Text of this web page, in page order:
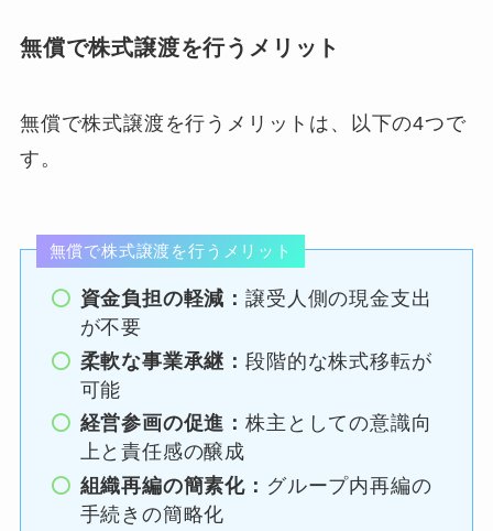
無償で株式譲渡を行うメリット
無償で株式譲渡を行うメリットは、以下の4つで
す。
無償で株式譲渡を行うメリット
資金負担の軽減：譲受人側の現金支出
が不要
柔軟な事業承継：段階的な株式移転が
可能
経営参画の促進：株主としての意識向
上と責任感の醸成
組織再編の簡素化： グループ内再編の
手続きの簡略化